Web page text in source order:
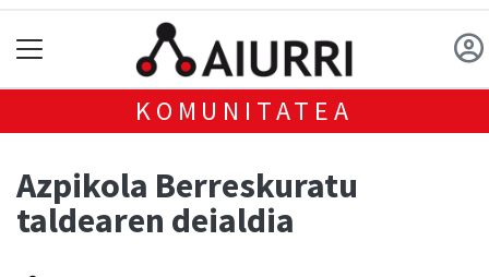
KOMUNITATEA
Azpikola Berreskuratu
taldearen deialdia